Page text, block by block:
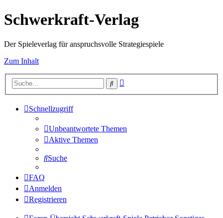
Schwerkraft-Verlag
Der Spieleverlag für anspruchsvolle Strategiespiele
Zum Inhalt
Suche
Schnellzugriff
Unbeantwortete Themen
Aktive Themen
Suche
FAQ
Anmelden
Registrieren